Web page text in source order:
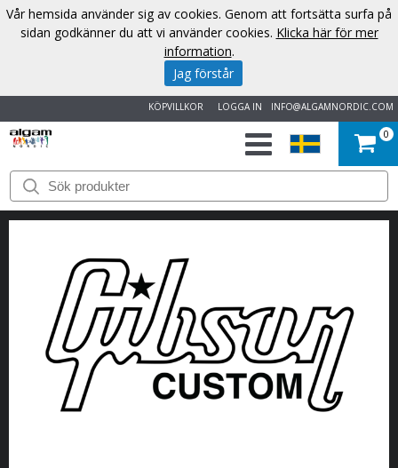
INFO@ALGAMNORDIC.COM
LOGGA IN
KÖPVILLKOR
START
VARUMÄRKEN
NYHETER
OM
OSS
KONTAKT
0
Vår hemsida använder sig av cookies. Genom att fortsätta surfa på
sidan godkänner du att vi använder cookies. Klicka här för mer
information.
Jag förstår